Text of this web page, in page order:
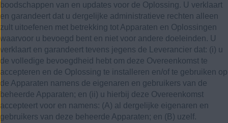
boodschappen van en updates voor de Oplossing. U verklaart
en garandeert dat u dergelijke administratieve rechten alleen
zult uitoefenen met betrekking tot Apparaten en Oplossingen
waarvoor u bevoegd bent en niet voor andere doeleinden. U
verklaart en garandeert tevens jegens de Leverancier dat: (i) u
de volledige bevoegdheid hebt om deze Overeenkomst te
accepteren en de Oplossing te installeren en/of te gebruiken op
de Apparaten namens de eigenaren en gebruikers van de
beheerde Apparaten; en (ii) u hierbij deze Overeenkomst
accepteert voor en namens: (A) al dergelijke eigenaren en
gebruikers van deze beheerde Apparaten; en (B) uzelf.